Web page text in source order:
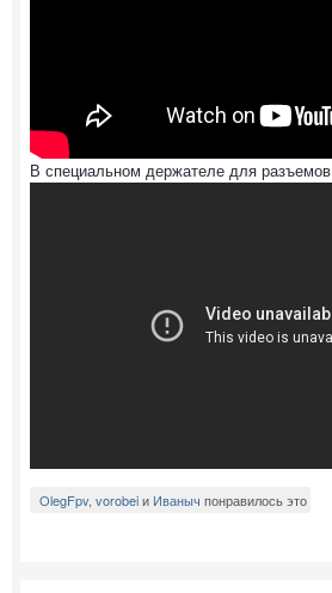
В специальном держателе для разъемов
OlegFpv, vorobeiи Иваныч понравилось это